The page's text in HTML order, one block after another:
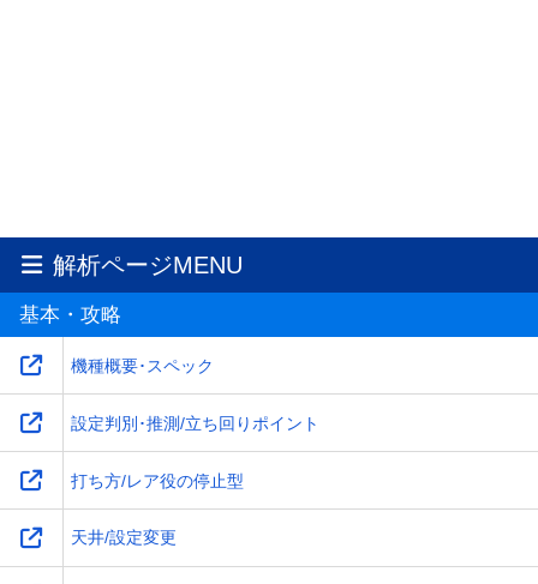
解析ページMENU
基本・攻略
機種概要･スペック
設定判別･推測/立ち回りポイント
打ち方/レア役の停止型
天井/設定変更